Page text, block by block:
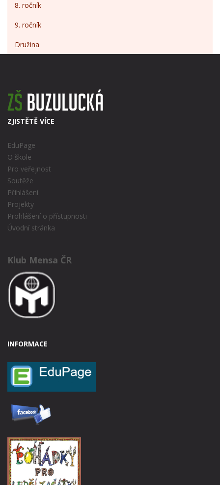
8. ročník
9. ročník
Družina
ZJISTĚTĚ VÍCE
EduPage
O škole
Pro veřejnost
Soutěže
Přihlášení
Projekty
Prohlášení o přístupnosti
Úvodní stránka
Klub Mensa ČR
INFORMACE